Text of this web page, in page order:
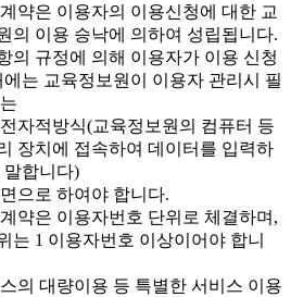
약은 이용자의 이용신청에 대한 교
의 이용 승낙에 의하여 성립됩니다.
의 규정에 의해 이용자가 이용 신청
에는 교육정보원이 이용자 관리시 필
자적방식(교육정보원의 컴퓨터 등
장치에 접속하여 데이터를 입력하
말합니다)
으로 하여야 합니다.
약은 이용자번호 단위로 체결하며,
는 1 이용자번호 이상이어야 합니
의 대량이용 등 특별한 서비스 이용